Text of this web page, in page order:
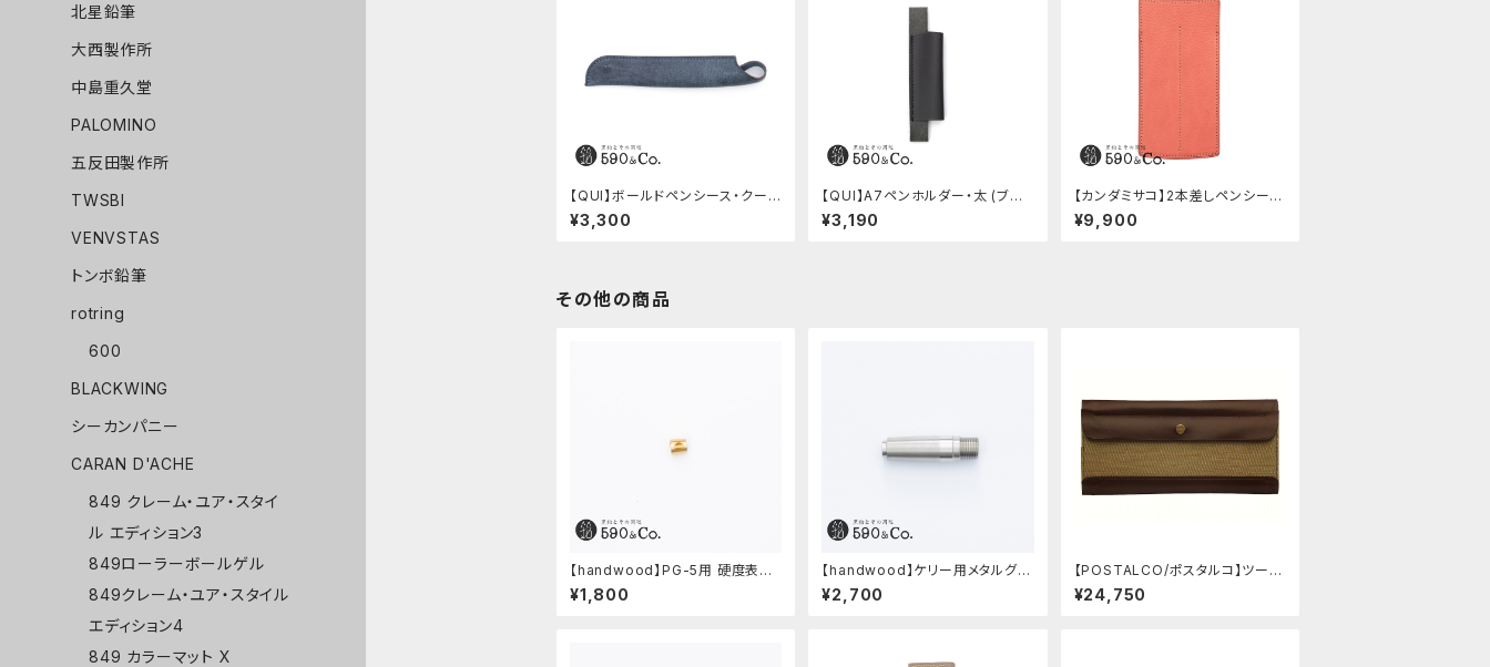
【QUI】ボールドペンシース・クード
ゥー (ブルー)
¥3,300
【QUI】A7ペンホルダー・太 (ブラッ
ク)
¥3,190
【カンダミサコ】2本差しペンシー
ス・ミネルバボックス (ローズアン
ティコ)
¥9,900
その他の商品
【handwood】PG-5用 硬度表示
窓 (真鍮/菱形窓)
¥1,800
【handwood】ケリー用メタルグリ
¥2,700
【POSTALCO/ポスタルコ】ツール
ボックス (Olive Green)
¥24,750
北星鉛筆
大西製作所
中島重久堂
PALOMINO
五反田製作所
TWSBI
VENVSTAS
トンボ鉛筆
rotring
600
BLACKWING
シーカンパニー
CARAN D'ACHE
849 クレーム・ユア・スタイ
ル エディション3
849ローラーボールゲル
849クレーム・ユア・スタイル
エディション4
849 カラーマット X